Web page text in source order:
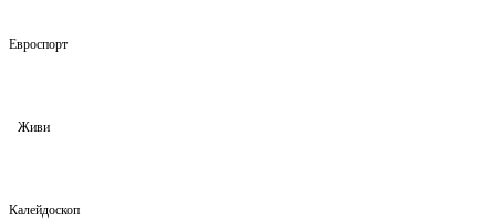
Евроспорт
Живи
Калейдоскоп